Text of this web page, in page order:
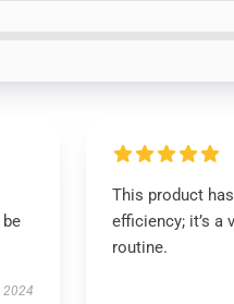
2024
This product
efficiency; it’s a
routine.